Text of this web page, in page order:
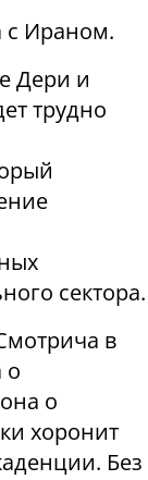
с Ираном.
Дери и
трудно
сектора.
в
о
о
хоронит
Без